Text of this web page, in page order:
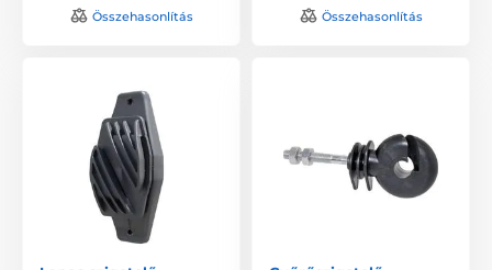
Összehasonlítás Összehasonlítás